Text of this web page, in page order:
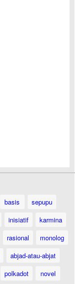
basis
sepupu
inisiatif
karmina
rasional
monolog
abjad-atau-abjat
polkadot
novel